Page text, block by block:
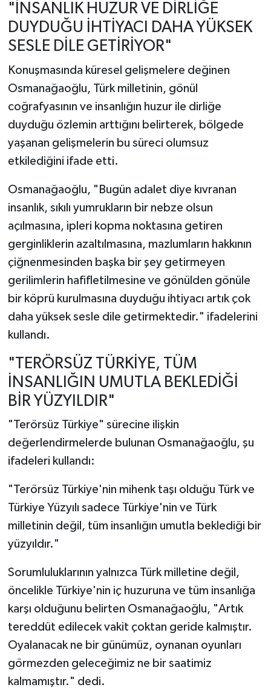
"İNSANLIK HUZUR VE DİRLİĞE
DUYDUĞU İHTİYACI DAHA YÜKSEK
SESLE DİLE GETİRİYOR"
Konuşmasında küresel gelişmelere değinen
Osmanağaoğlu, Türk milletinin, gönül
coğrafyasının ve insanlığın huzur ile dirliğe
duyduğu özlemin arttığını belirterek, bölgede
yaşanan gelişmelerin bu süreci olumsuz
etkilediğini ifade etti.
Osmanağaoğlu, "Bugün adalet diye kıvranan
insanlık, sıkılı yumrukların bir nebze olsun
açılmasına, ipleri kopma noktasına getiren
gerginliklerin azaltılmasına, mazlumların hakkının
çiğnenmesinden başka bir şey getirmeyen
gerilimlerin hafifletilmesine ve gönülden gönüle
bir köprü kurulmasına duyduğu ihtiyacı artık çok
daha yüksek sesle dile getirmektedir." ifadelerini
kullandı.
"TERÖRSÜZ TÜRKİYE, TÜM
İNSANLIĞIN UMUTLA BEKLEDİĞİ
BİR YÜZYILDIR"
"Terörsüz Türkiye" sürecine ilişkin
değerlendirmelerde bulunan Osmanağaoğlu, şu
ifadeleri kullandı:
"Terörsüz Türkiye'nin mihenk taşı olduğu Türk ve
Türkiye Yüzyılı sadece Türkiye'nin ve Türk
milletinin değil, tüm insanlığın umutla beklediği bir
yüzyıldır."
Sorumluluklarının yalnızca Türk milletine değil,
öncelikle Türkiye'nin iç huzuruna ve tüm insanlığa
karşı olduğunu belirten Osmanağaoğlu, "Artık
tereddüt edilecek vakit çoktan geride kalmıştır.
Oyalanacak ne bir günümüz, oynanan oyunları
görmezden geleceğimiz ne bir saatimiz
kalmamıştır." dedi.